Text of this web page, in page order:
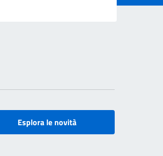
Esplora le novità